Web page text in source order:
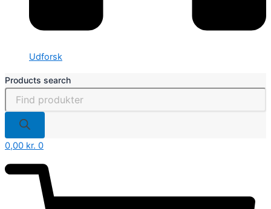
Udforsk
Products search
0,00 kr. 0